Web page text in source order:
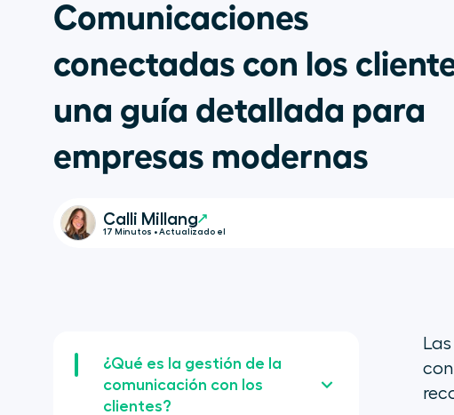
Comunicaciones
conectadas con los
una guía detallada para
empresas modernas
Calli Millang
17 Minutos • Actualizado el
¿Qué es la gestión de la
comunicación con los
clientes?